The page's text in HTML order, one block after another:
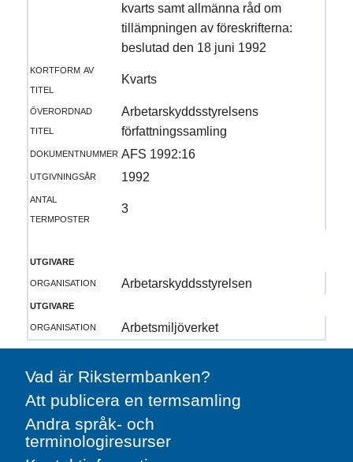
kvarts samt allmänna råd om
tillämpningen av föreskrifterna:
beslutad den 18 juni 1992
kortform av
titel
Kvarts
överordnad
titel
Arbetarskyddsstyrelsens
författningssamling
dokumentnummer AFS 1992:16
utgivningsår
1992
antal
termposter
3
utgivare
organisation
Arbetarskyddsstyrelsen
utgivare
organisation
Arbetsmiljöverket
Vad är Rikstermbanken?
Att publicera en termsamling
Andra språk- och
terminologiresurser